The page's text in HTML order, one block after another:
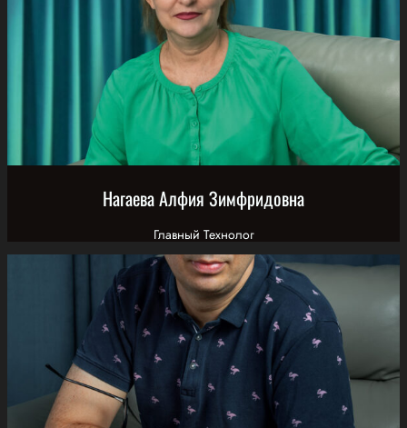
Нагаева Алфия Зимфридовна
Главный Технолог